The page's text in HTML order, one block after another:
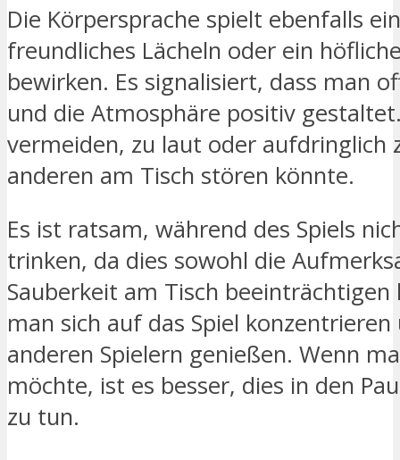
Die Körpersprache spielt ebenfalls
freundliches Lächeln oder ein
bewirken. Es signalisiert, dass man
und die Atmosphäre positiv
vermeiden, zu laut oder aufdringlich
anderen am Tisch stören könnte.
Es ist ratsam, während des Spiels
trinken, da dies sowohl die
Sauberkeit am Tisch
man sich auf das Spiel
anderen Spielern genießen. Wenn
möchte, ist es besser, dies in den
zu tun.